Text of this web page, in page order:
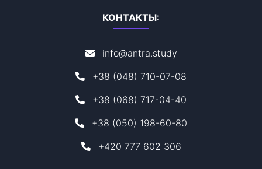
КОНТАКТЫ:
info@antra.study
+38 (048) 710-07-08
+38 (068) 717-04-40
+38 (050) 198-60-80
+420 777 602 306